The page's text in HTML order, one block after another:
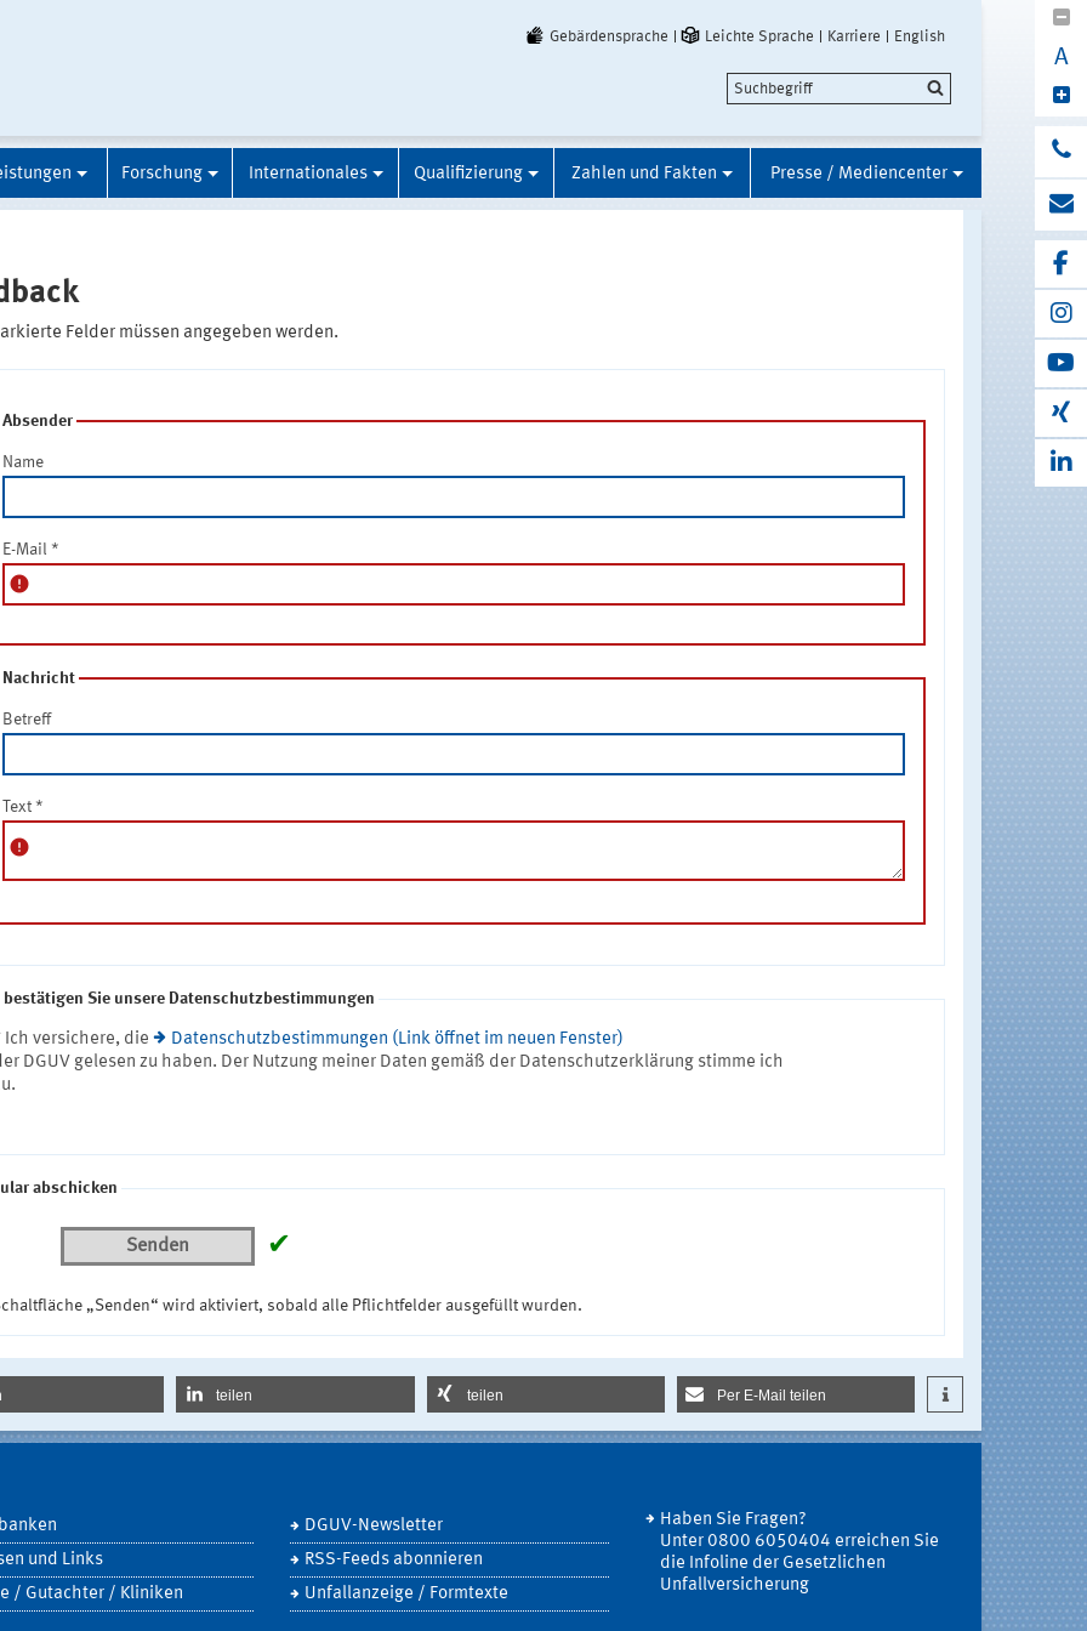
Gebärdensprache Leichte Sprache Karriere English
A
Forschung Internationales Qualifizierung Zahlen und Fakten Presse / Mediencenter
Felder müssen angegeben werden.
Absender
Name
E-Mail *
error
Nachricht
Betreff
Text *
error
Sie unsere Datenschutzbestimmungen
Ich versichere, die
Datenschutzbestimmungen (Link öffnet im neuen Fenster)
DGUV gelesen zu haben. Der Nutzung meiner Daten gemäß der Datenschutzerklärung stimme ich
abschicken
Senden ✔
„Senden“ wird aktiviert, sobald alle Pflichtfelder ausgefüllt wurden.
teilen teilen Per E-Mail teilen
und Links
/ Gutachter / Kliniken
DGUV-Newsletter
RSS-Feeds abonnieren
Unfallanzeige / Formtexte
Haben Sie Fragen?
Unter 0800 6050404 erreichen Sie
die Infoline der Gesetzlichen
Unfallversicherung